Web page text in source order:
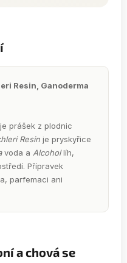
Resin, Ganoderma
prášek z plodnic
Resin je pryskyřice
voda a Alcohollíh,
Přípravek
parfemaci ani
a chová se